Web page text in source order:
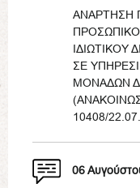
ΑΝΑΡΤΗΣΗ
ΙΔΙΩΤΙΚΟΥ
ΣΕ
ΜΟΝΑΔΩΝ
10408/
06